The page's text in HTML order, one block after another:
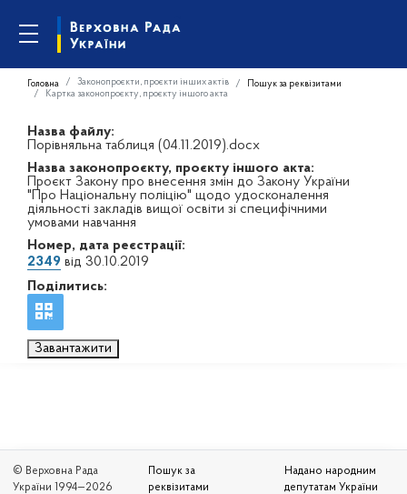
Головна Законопроєкти, проєкти інших актів
Пошук за реквізитами
Картка законопроєкту, проєкту іншого акта
Назва файлу:
Порівняльна таблиця (04.11.2019).docx
Назва законопроєкту, проєкту іншого акта:
Проєкт Закону про внесення змін до Закону України
"Про Національну поліцію" щодо удосконалення
діяльності закладів вищої освіти зі специфічними
умовами навчання
Номер, дата реєстрації:
2349 від 30.10.2019
Поділитись:
Завантажити
© Верховна Рада
України 1994—2026
Пошук за
реквізитами
Надано народним
депутатам України